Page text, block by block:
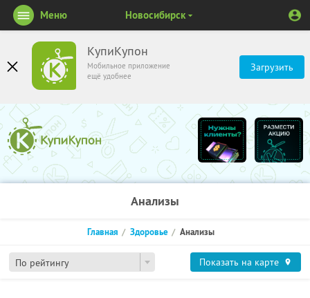
КупиКупон
Мобильное приложение
ещё удобнее
Загрузить
Меню Новосибирск
Анализы
По рейтингу
Главная Здоровье Анализы
Показать на карте